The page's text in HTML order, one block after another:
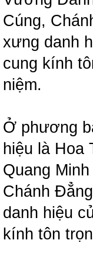
Cúng,
xưng danh
cung kính
niệm.
Ở phương
hiệu là Hoa
Quang
Chánh
danh hiệu
kính tôn